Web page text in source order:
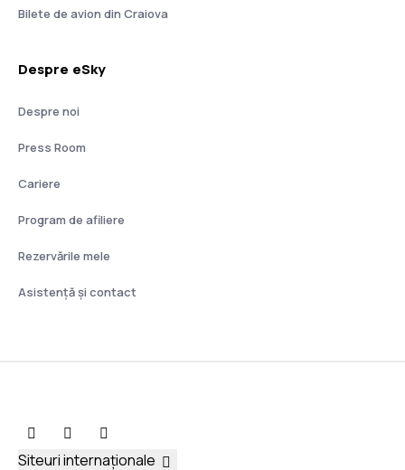
Bilete de avion din Craiova
Despre eSky
Despre noi
Press Room
Cariere
Program de afiliere
Rezervările mele
Asistenţă şi contact
Siteuri internaționale